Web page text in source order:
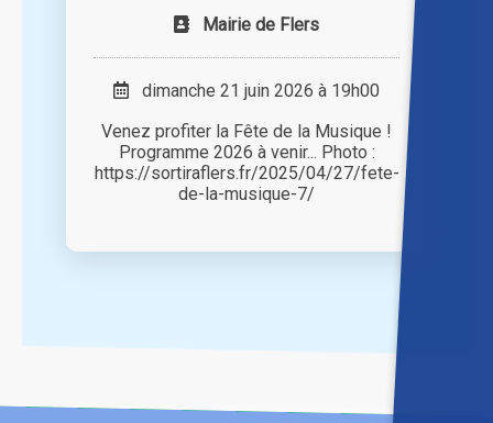
Mairie de Flers
dimanche 21 juin 2026 à 19h00
Venez profiter la Fête de la Musique !
Programme 2026 à venir... Photo :
https://sortiraflers.fr/2025/04/27/fete-
de-la-musique-7/